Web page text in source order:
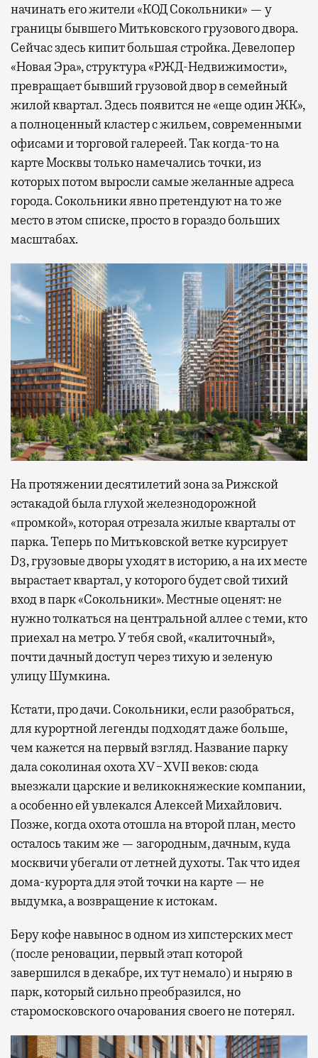
начинать его жители «КОД Сокольники» — у
границы бывшего Митьковского грузового двора.
Сейчас здесь кипит большая стройка. Девелопер
«Новая Эра», структура «РЖД-Недвижимости»,
превращает бывший грузовой двор в семейный
жилой квартал. Здесь появится не «еще один ЖК»,
а полноценный кластер с жильем, современными
офисами и торговой галереей. Так когда-то на
карте Москвы только намечались точки, из
которых потом выросли самые желанные адреса
города. Сокольники явно претендуют на то же
место в этом списке, просто в гораздо больших
масштабах.
На протяжении десятилетий зона за Рижской
эстакадой была глухой железнодорожной
«промкой», которая отрезала жилые кварталы от
парка. Теперь по Митьковской ветке курсирует
D3, грузовые дворы уходят в историю, а на их месте
вырастает квартал, у которого будет свой тихий
вход в парк «Сокольники». Местные оценят: не
нужно толкаться на центральной аллее с теми, кто
приехал на метро. У тебя свой, «калиточный»,
почти дачный доступ через тихую и зеленую
улицу Шумкина.
Кстати, про дачи. Сокольники, если разобраться,
для курортной легенды подходят даже больше,
чем кажется на первый взгляд. Название парку
дала соколиная охота XV−XVII веков: сюда
выезжали царские и великокняжеские компании,
а особенно ей увлекался Алексей Михайлович.
Позже, когда охота отошла на второй план, место
осталось таким же — загородным, дачным, куда
москвичи убегали от летней духоты. Так что идея
дома-курорта для этой точки на карте — не
выдумка, а возвращение к истокам.
Беру кофе навынос в одном из хипстерских мест
(после реновации, первый этап которой
завершился в декабре, их тут немало) и ныряю в
парк, который сильно преобразился, но
старомосковского очарования своего не потерял.